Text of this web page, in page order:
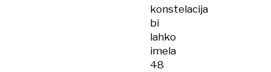
konstelacija
bi
lahko
imela
48